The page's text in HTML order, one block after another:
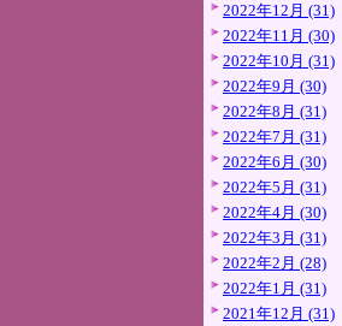
2022年12月 (31)
2022年11月 (30)
2022年10月 (31)
2022年9月 (30)
2022年8月 (31)
2022年7月 (31)
2022年6月 (30)
2022年5月 (31)
2022年4月 (30)
2022年3月 (31)
2022年2月 (28)
2022年1月 (31)
2021年12月 (31)